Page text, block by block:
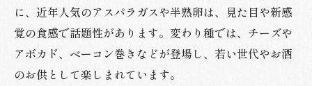
に、近年人気のアスパラガスや半熟卵は、見た目や新感
覚の食感で話題性があります。変わり種では、チーズや
アボカド、ベーコン巻きなどが登場し、若い世代やお酒
のお供として楽しまれています。